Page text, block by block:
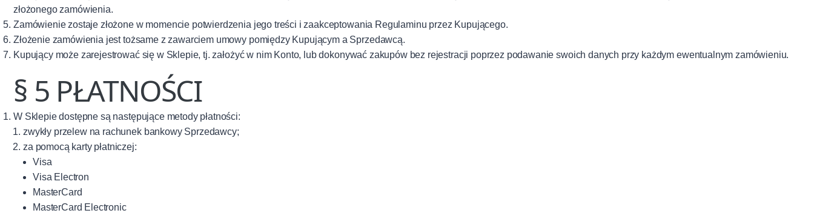
złożonego zamówienia.
Zamówienie zostaje złożone w momencie potwierdzenia jego treści i zaakceptowania Regulaminu przez Kupującego.
Złożenie zamówienia jest tożsame z zawarciem umowy pomiędzy Kupującym a Sprzedawcą.
Kupujący może zarejestrować się w Sklepie, tj. założyć w nim Konto, lub dokonywać zakupów bez rejestracji poprzez podawanie swoich danych przy każdym ewentualnym zamówieniu.
§ 5 PŁATNOŚCI
W Sklepie dostępne są następujące metody płatności:
zwykły przelew na rachunek bankowy Sprzedawcy;
za pomocą karty płatniczej:
Visa
Visa Electron
MasterCard
MasterCard Electronic